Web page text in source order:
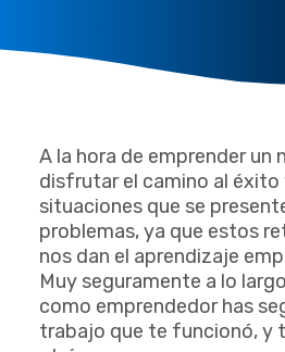
A la hora de emprender un
disfrutar el camino al éxito
situaciones que se
problemas, ya que estos
nos dan el aprendizaje
Muy seguramente a lo
como emprendedor has
trabajo que te funcionó, y